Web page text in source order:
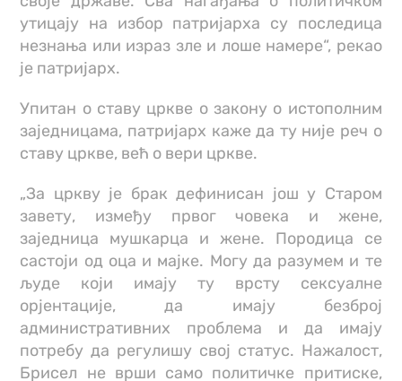
утицају на избор патријарха су последица
незнања или израз зле и лоше намере“, рекао
је патријарх.
Упитан о ставу цркве о закону о истополним
заједницама, патријарх каже да ту није реч о
ставу цркве, већ о вери цркве.
„За цркву је брак дефинисан још у Старом
завету, између првог човека и жене,
заједница мушкарца и жене. Породица се
састоји од оца и мајке. Могу да разумем и те
људе који имају ту врсту сексуалне
орјентације, да имају безброј
административних проблема и да имају
потребу да регулишу свој статус. Нажалост,
Брисел не врши само политичке притиске,